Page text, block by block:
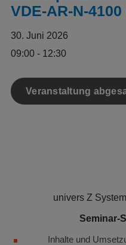
VDE-AR-N-
30. Juni 2026
09:00 - 12:30
Veranstaltung
univers Z
Seminar-
Inhalte und